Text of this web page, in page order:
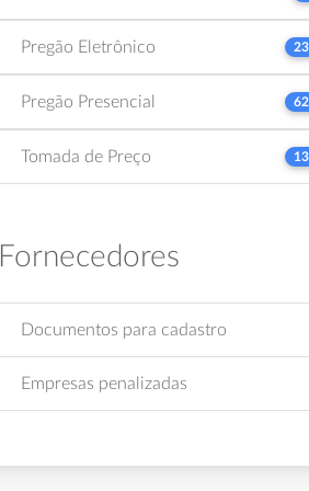
Pregão Eletrônico
Pregão Presencial
Tomada de Preço
Fornecedores
Documentos para cadastro
Empresas penalizadas